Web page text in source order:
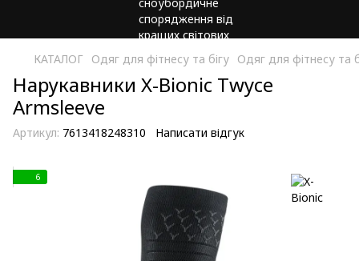
КАТАЛОГ Одяг для фітнесу та бігу Одяг для фітнесу та
Нарукавники X-Bionic Twyce
Armsleeve
Артикул: 7613418248310 Написати відгук
6